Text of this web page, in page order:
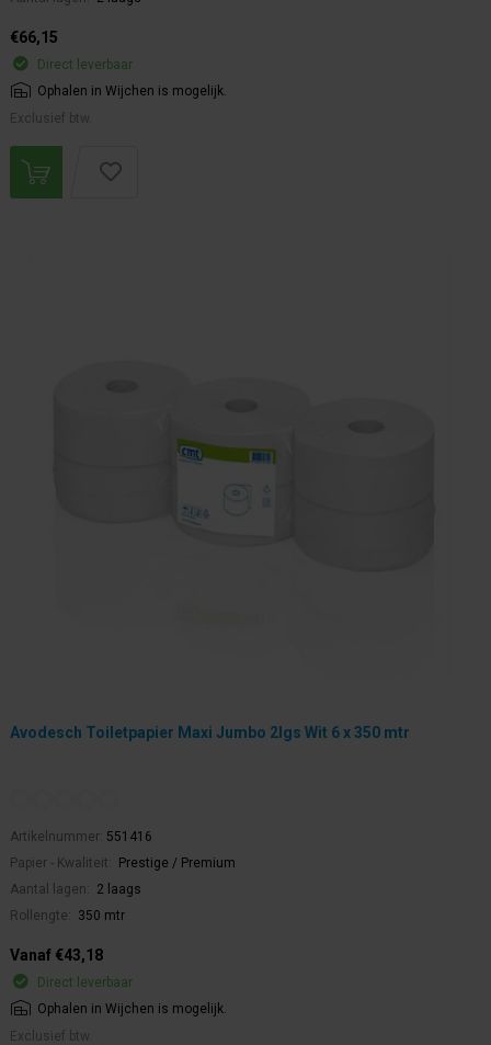
€66,15
Direct leverbaar
Ophalen in Wijchen is mogelijk.
Exclusief btw.
Avodesch Toiletpapier Maxi Jumbo 2lgs Wit 6 x 350 mtr
Artikelnummer: 551416
Papier - Kwaliteit:
Prestige / Premium
Aantal lagen:
2 laags
Rollengte:
350 mtr
Vanaf €43,18
Direct leverbaar
Ophalen in Wijchen is mogelijk.
Exclusief btw.